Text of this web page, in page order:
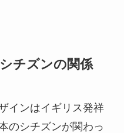
チズンの関係
インはイギリス発祥
のシチズンが関わっ